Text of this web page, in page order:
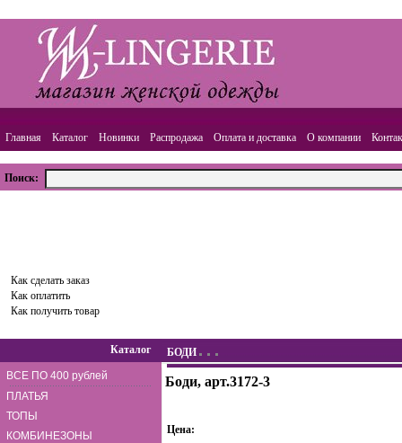
Главная Каталог Новинки Распродажа Оплата и доставка О компании
Поиск:
Как сделать заказ
Как оплатить
Как получить товар
Каталог
ВСЕ ПО 400 рублей
ПЛАТЬЯ
ТОПЫ
КОМБИНЕЗОНЫ
БОДИ
Боди, арт.3172-3
Цена: